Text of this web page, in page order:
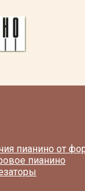
пианино от
пианино